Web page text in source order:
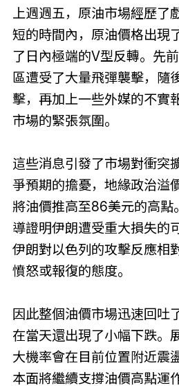
上週週五，原油市場經歷了
短的時間內，原油價格出現
了日內極端的V型反轉。先
區遭受了大量飛彈襲擊，隨
擊，再加上一些外媒的不實
市場的緊張氛圍。
這些消息引發了市場對衝突
爭預期的擔憂，地緣政治溢
將油價推高至86美元的高點
導證明伊朗遭受重大損失的
伊朗對以色列的攻擊反應相
憤怒或報復的態度。
因此整個油價市場迅速回吐
在當天還出現了小幅下跌。
大機率會在目前位置附近震
本面將繼續支撐油價高點運